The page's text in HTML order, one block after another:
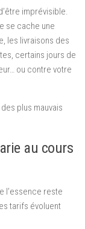
imprévisible.
se cache une
les livraisons des
certains jours de
ou contre votre
plus mauvais
au cours
l’essence reste
tarifs évoluent